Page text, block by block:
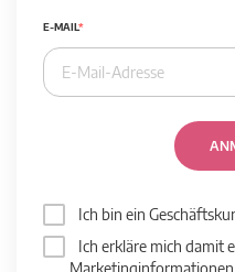
E-MAIL
Ich bin ein
Ich erkläre mich damit